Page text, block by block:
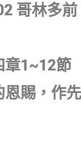
哥林多前
章1~12節
恩賜，作先